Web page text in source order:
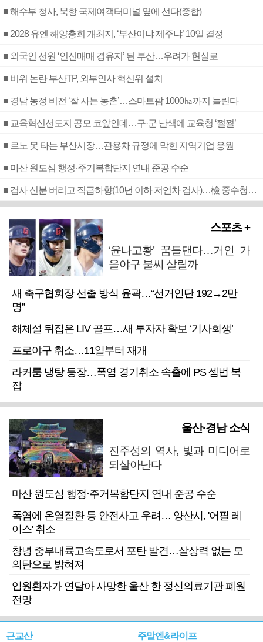
■ 해수부 청사, 북항 국제여객터미널 옆에 선다(종합)
■ 2028 유엔 해양총회 개최지, ‘부산이냐 제주냐’ 10일 결정
■ 외국인 선원 ‘인신매매 경유지’ 된 부산…우려가 현실로
■ 비위 논란 부산TP, 외부인사 혁신위 설치
■ 경남 농정 비전 ‘잘 사는 농촌’…스마트팜 1000㏊까지 늘린다
■ 교육혁신선도지 공모 코앞인데…구·군 난색에 교육청 ‘쩔쩔’
■ 르노 못 타는 부산시장…관용차 규정에 막힌 지역기업 응원
■ 마산 원도심 행정·주거복합단지 연내 준공 수순
■ 검사 신분 버리고 직급하향(10년 이하 저연차 검사)…檢 중수청행 기피
스포츠 +
‘윤나고황’ 꿈틀댄다…거인 가
을야구 불씨 살릴까
새 축구협회장 선출 방식 윤곽…“선거인단 192→2만
명”
해체설 뒤집은 LIV 골프…새 투자자 확보 ‘기사회생’
프로야구 취소…11일부터 재개
라커룸 냉탕 등장…폭염 경기취소 속출에 PS 셈법 복
잡
울산·경남 소식
진주성의 역사, 빛과 미디어로
되살아난다
마산 원도심 행정·주거복합단지 연내 준공 수순
폭염에 온열질환 등 안전사고 우려… 양산시, '어필 레
이스' 취소
창녕 중부내륙고속도로서 포탄 발견…살상력 없는 모
의탄으로 밝혀져
입원환자가 연달아 사망한 울산 한 정신의료기관 폐원
전망
근교산 주말엔&라이프